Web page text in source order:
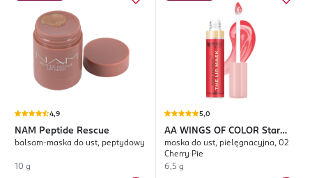
4,9
NAM Peptide Rescue
balsam-maska do ust, peptydowy
10 g
5,0
AA WINGS OF COLOR Star
Secrets
maska do ust, pielęgnacyjna, 02
Cherry Pie
6,5 g